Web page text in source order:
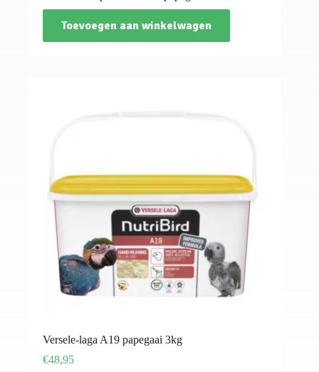
Toevoegen aan winkelwagen
Versele-laga A19 papegaai 3kg
€48,95